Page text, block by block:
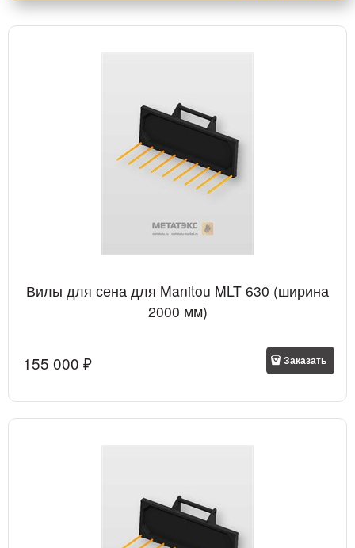
Вилы для сена для Manitou MLT 630 (ширина
2000 мм)
155 000 ₽ Заказать